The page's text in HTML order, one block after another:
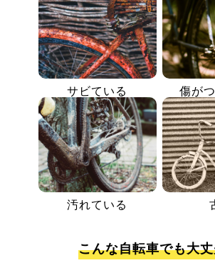
サビている 傷が
汚れている
こんな自転車でも大